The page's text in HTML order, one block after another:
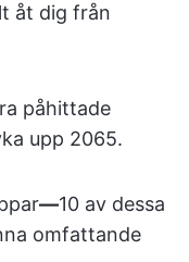
åt dig från
påhittade
upp 2065.
—10 av dessa
omfattande